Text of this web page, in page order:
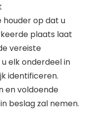
houder op dat u
plaats laat
vereiste
elk onderdeel in
identificeren.
en voldoende
beslag zal nemen.